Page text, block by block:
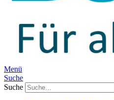
Menü
Suche
Suche